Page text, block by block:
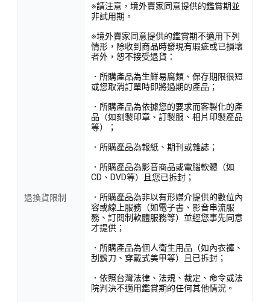
退換貨限制
※請注意，境外賣家同意提供的鑑賞期並
非試用期。
※境外賣家同意提供的鑑賞期不適用下列
情形，除收到商品時發現有瑕疵或已損壞
者外，恕不接受退貨：
．所購產品為生鮮易腐類、保存期限很短
或您取消訂單時即將過期的產品；
．所購產品為依據您的要求而客製化的產
品（如刻製印章、訂製服、相片印製產品
等）；
．所購產品為報紙、期刊或雜誌；
．所購產品為影音商品或電腦軟體（如
CD、DVD等）且您已拆封；
．所購產品為非以有形媒介提供的數位內
容或線上服務（如電子書、影音串流服
務、訂閱制軟體服務等）並經您事先同意
才提供；
．所購產品為個人衛生用品（如內衣褲、
刮鬍刀、穿戴式美甲等）且已拆封；
．依照台灣法律、法規、裁定、命令或法
院判決不適用鑑賞期的任何其他情況。